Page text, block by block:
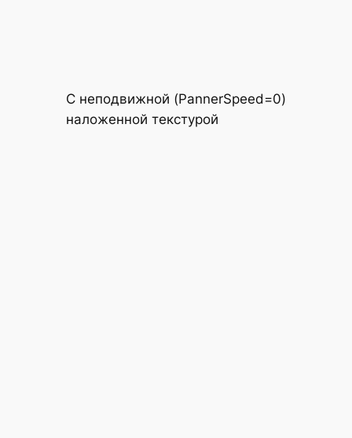
С неподвижной (PannerSpeed=0)
наложенной текстурой